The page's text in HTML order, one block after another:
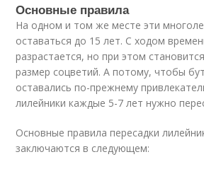
Основные правила
На одном и том же месте эти
оставаться до 15 лет. С ходом
разрастается, но при этом
размер соцветий. А потому, чтобы
оставались по-прежнему
лилейники каждые 5-7 лет нужно
Основные правила пересадки
заключаются в следующем: